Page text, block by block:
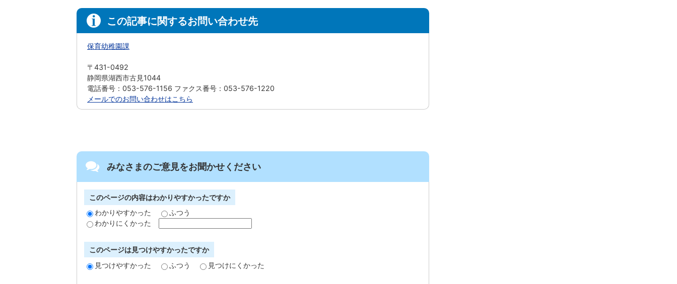
この記事に関するお問い合わせ先
保育幼稚園課
〒431-0492
静岡県湖西市古見1044
電話番号：053-576-1156 ファクス番号：053-576-1220
メールでのお問い合わせはこちら
みなさまのご意見をお聞かせください
このページの内容はわかりやすかったですか
わかりやすかった
ふつう
わかりにくかった
このページは見つけやすかったですか
見つけやすかった
ふつう 見つけにくかった